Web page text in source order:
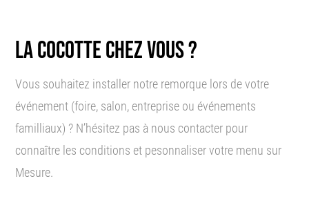
LA COCOTTE CHEZ VOUS ?
Vous souhaitez installer notre remorque lors de votre
événement (foire, salon, entreprise ou événements
familliaux) ? N’hésitez pas à nous contacter pour
connaître les conditions et pesonnaliser votre menu sur
Mesure.